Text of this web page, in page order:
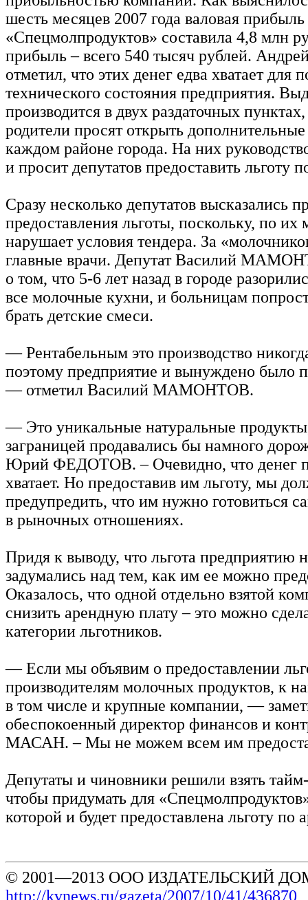
шесть месяцев 2007 года валовая прибыль
«Спецмолпродуктов» составила 4,8 млн
прибыль – всего 540 тысяч рублей.
отметил, что этих денег едва хватает для
технического состояния предприятия.
производится в двух раздаточных
родители просят открыть
каждом районе города. На них
и просит депутатов предоставить льготу
Сразу несколько депутатов высказались
предоставления льготы, поскольку, по их
нарушает условия тендера. За
главные врачи. Депутат Василий
о том, что 5-6 лет назад в городе
все молочные кухни, и больницам
брать детские смеси.
— Рентабельным это производство
поэтому предприятие и вынуждено было
— отметил Василий МАМОНТОВ.
— Это уникальные натуральные
заграницей продавались бы намного
Юрий ФЕДОТОВ. – Очевидно, что денег
хватает. Но предоставив им льготу, мы
предупредить, что им нужно готовиться
в рыночных отношениях.
Придя к выводу, что льгота предприятию
задумались над тем, как им ее можно
Оказалось, что одной отдельно взятой
снизить арендную плату – это можно
категории льготников.
— Если мы объявим о предоставлении
производителям молочных продуктов, к
в том числе и крупные компании, —
обеспокоенный директор финансов и
МАСАН. – Мы не можем всем им
Депутаты и чиновники решили взять тайм-
чтобы придумать для
которой и будет предоставлена льготу по
© 2001—2013 ООО ИЗДАТЕЛЬСКИЙ
http://kvnews.ru/gazeta/2007/10/41/436870